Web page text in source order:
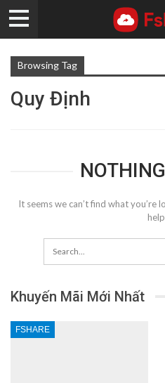
Browsing Tag
Quy Định
It seems we can’t find what you’re
Khuyến Mãi Mới Nhất
FSHARE